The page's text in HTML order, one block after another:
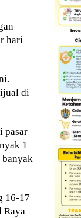
hari
di
pasar
1
banyak
16-17
Raya